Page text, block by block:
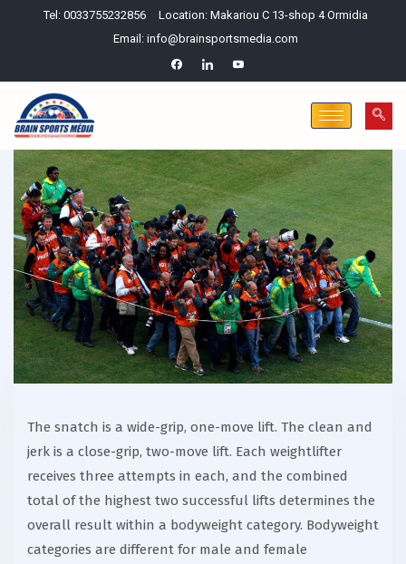
Tel: 0033755232856
Location: Makariou C 13-shop 4 Ormidia
Email: info@brainsportsmedia.com
The snatch is a wide-grip, one-move lift. The clean and
jerk is a close-grip, two-move lift. Each weightlifter
receives three attempts in each, and the combined
total of the highest two successful lifts determines the
overall result within a bodyweight category. Bodyweight
categories are different for male and female